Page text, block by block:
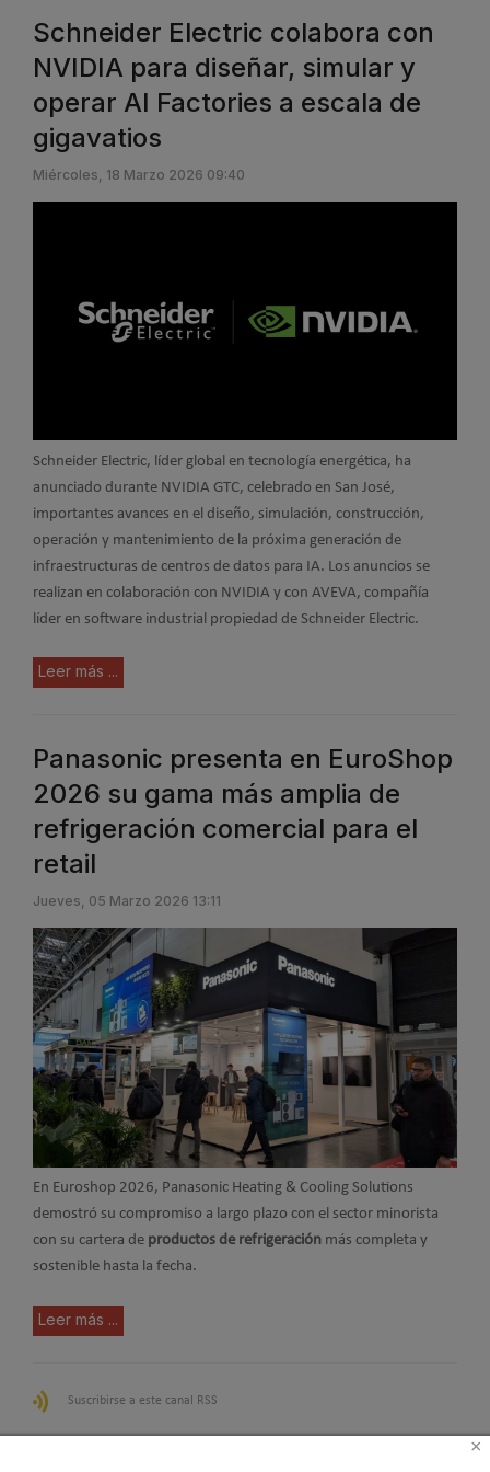
Schneider Electric colabora con
NVIDIA para diseñar, simular y
operar AI Factories a escala de
gigavatios
Miércoles, 18 Marzo 2026 09:40
Schneider Electric, líder global en tecnología energética, ha
anunciado durante NVIDIA GTC, celebrado en San José,
importantes avances en el diseño, simulación, construcción,
operación y mantenimiento de la próxima generación de
infraestructuras de centros de datos para IA. Los anuncios se
realizan en colaboración con NVIDIA y con AVEVA, compañía
líder en software industrial propiedad de Schneider Electric.
Leer más ...
Panasonic presenta en EuroShop
2026 su gama más amplia de
refrigeración comercial para el
retail
Jueves, 05 Marzo 2026 13:11
En Euroshop 2026, Panasonic Heating & Cooling Solutions
demostró su compromiso a largo plazo con el sector minorista
con su cartera de productos de refrigeración más completa y
sostenible hasta la fecha.
Leer más ...
Suscribirse a este canal RSS
×